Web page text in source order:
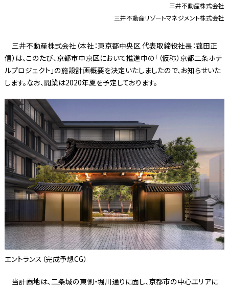
三井不動産株式会社
三井不動産リゾートマネジメント株式会社
三井不動産株式会社（本社：東京都中央区 代表取締役社長：菰田正
信）は、このたび、京都市中京区において推進中の「（仮称）京都二条ホテ
ルプロジェクト」の施設計画概要を決定いたしましたので、お知らせいた
します。なお、開業は2020年夏を予定しております。
エントランス（完成予想CG）
当計画地は、二条城の東側・堀川通りに面し、京都市の中心エリアに